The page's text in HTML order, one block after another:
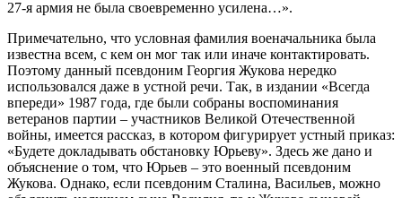
27-я армия не была своевременно усилена…».
Примечательно, что условная фамилия военачальника была
известна всем, с кем он мог так или иначе контактировать.
Поэтому данный псевдоним Георгия Жукова нередко
использовался даже в устной речи. Так, в издании «Всегда
впереди» 1987 года, где были собраны воспоминания
ветеранов партии – участников Великой Отечественной
войны, имеется рассказ, в котором фигурирует устный приказ:
«Будете докладывать обстановку Юрьеву». Здесь же дано и
объяснение о том, что Юрьев – это военный псевдоним
Жукова. Однако, если псевдоним Сталина, Васильев, можно